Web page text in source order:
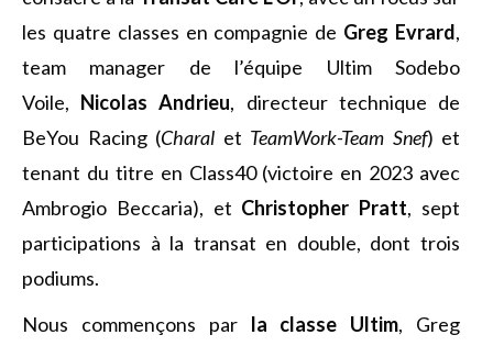
les quatre classes en compagnie de Greg Evrard,
team manager de l’équipe Ultim Sodebo
Voile, Nicolas Andrieu, directeur technique de
BeYou Racing (Charal et TeamWork-Team Snef) et
tenant du titre en Class40 (victoire en 2023 avec
Ambrogio Beccaria), et Christopher Pratt, sept
participations à la transat en double, dont trois
podiums.
Nous commençons par la classe Ultim, Greg